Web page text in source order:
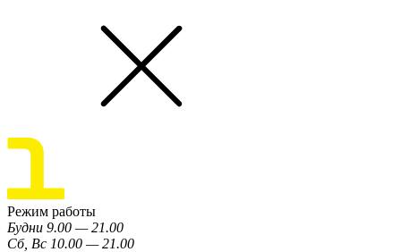
Режим работы
Будни 9.00 — 21.00
Сб, Вс 10.00 — 21.00